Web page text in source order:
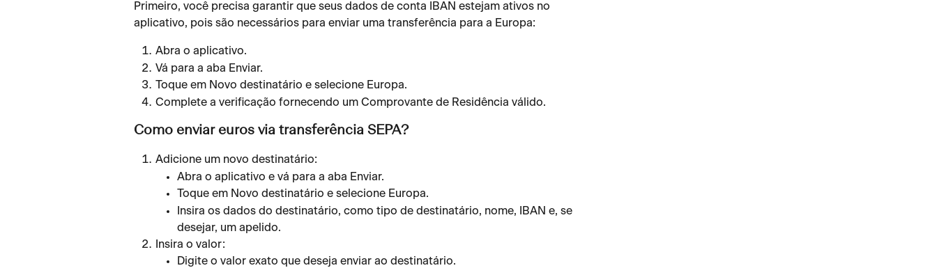
Primeiro, você precisa garantir que seus dados de conta IBAN estejam ativos no
aplicativo, pois são necessários para enviar uma transferência para a Europa:
Abra o aplicativo.
Vá para a aba Enviar.
Toque em Novo destinatário e selecione Europa.
Complete a verificação fornecendo um Comprovante de Residência válido.
Como enviar euros via transferência SEPA?
Adicione um novo destinatário:
Abra o aplicativo e vá para a aba Enviar.
Toque em Novo destinatário e selecione Europa.
Insira os dados do destinatário, como tipo de destinatário, nome, IBAN e, se
desejar, um apelido.
Insira o valor:
Digite o valor exato que deseja enviar ao destinatário.